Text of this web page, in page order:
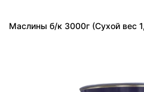
Маслины б/к 3000г (Сухой вес